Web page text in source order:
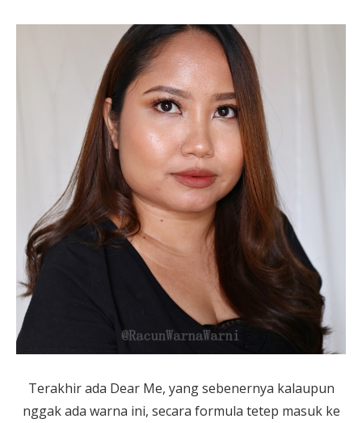
Terakhir ada Dear Me, yang sebenernya kalaupun
nggak ada warna ini, secara formula tetep masuk ke